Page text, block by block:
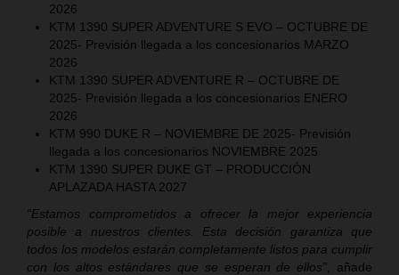
2026
KTM 1390 SUPER ADVENTURE S EVO – OCTUBRE DE
2025- Previsión llegada a los concesionarios MARZO
2026
KTM 1390 SUPER ADVENTURE R – OCTUBRE DE
2025- Previsión llegada a los concesionarios ENERO
2026
KTM 990 DUKE R – NOVIEMBRE DE 2025- Previsión
llegada a los concesionarios NOVIEMBRE 2025
KTM 1390 SUPER DUKE GT – PRODUCCIÓN
APLAZADA HASTA 2027
“Estamos comprometidos a ofrecer la mejor experiencia
posible a nuestros clientes. Esta decisión garantiza que
todos los modelos estarán completamente listos para cumplir
con los altos estándares que se esperan de ellos” , añade